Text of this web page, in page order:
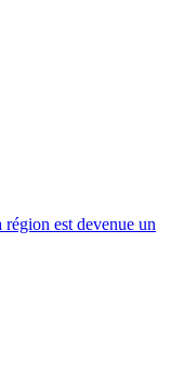
est devenue un